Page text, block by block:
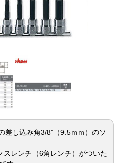
し込み角3/8”（9.5ｍｍ）のソ
レンチ（6角レンチ）がついた